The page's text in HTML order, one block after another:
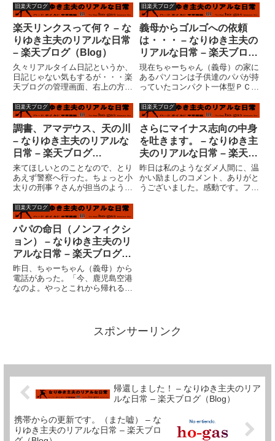
しいというのに・・・というか、
当初、仕事忙しいから家に来て家
事の手伝いしてくれということだ
ったような気がするが。なんで
仕...
た。それ以来、言葉を選んで日記
を書いていた訳だが・・・・「リ
アル・ワールド（現実）」と、
「ファンタジー･ワールド（日
記）」と...
旧楽天ブログ
楽天リンクスって何？ – な
りゆき主夫のリアルな日常
– 楽天ブログ（Blog）
久々リアルタイム日記というか、
日記じゃない気もするが・・・楽
天ブログの管理画面、右上の方に
つのまにか。これって・・・こう
いうものですよね？実は私もこっ
そり○クシィなんぞ入ってたりも
する訳なのですが・・・ここの
友...
旧楽天ブログ
義母からゴルゴへの依頼
は・・・ – なりゆき主夫の
リアルな日常 – 楽天ブログ
（Blog）
現在ちゃーちゃん（義母）の家に
あるパソコンは子供達のパパが持
っていたコンパクト一体型ＰＣ、
した韓国ドラマＣＤを見るとフリ
ーズする。その他、何かにつけて
フリーズする。（この日記を見る
とフリーズ？）とにかく、快適
で...
旧楽天ブログ
調書、アマデウス、天の川
– なりゆき主夫のリアルな
日常 – 楽天ブログ
（Blog）
来てほしいとのことなので、とり
あえず警察へ行った。ちょっと小
太りの刑事？さんが担当のよう
確には私が喋った事を刑事さんが
バチバチとノートＰＣに入力し
て、プリントしたものに私がサイ
ンしたのだ。もっとも、「犯人を
厳し...
旧楽天ブログ
さらにマイナス志向の中身
を吐きます。 – なりゆき主
夫のリアルな日常 – 楽天ブ
ログ（Blog）
昨日は私のようなダメ人間に、温
かい励ましのコメント、ありがと
うございました。感動です。ファ
旧楽天ブログ
パパの命日（ノンフィクシ
ョン） – なりゆき主夫のリ
アルな日常 – 楽天ブログ
（Blog）
昨日、ちゃーちゃん（義母）から
電話があった。「今、鹿児島空港
なのよ。やっとこれから帰れる」
が・・・しかし、近場の温泉旅行
だったような気が・・・しかし、スポンサーリンク
帰還しました！ – なりゆき主夫のリア
ルな日常 – 楽天ブログ（Blog）
携帯からの更新です。（また嘘） – な
りゆき主夫のリアルな日常 – 楽天ブロ